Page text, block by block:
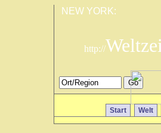
NEW YORK:
http://
Start Welt